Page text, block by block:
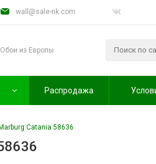
wall@sale-nk.com
Обои из Европы
Распродажа
Marburg Catania 58636